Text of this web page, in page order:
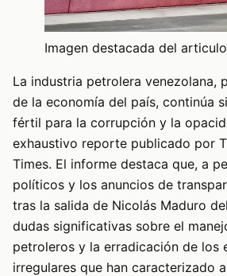
Imagen destacada del
La industria petrolera venezolana,
de la economía del país, continúa
fértil para la corrupción y la
exhaustivo reporte publicado por
Times. El informe destaca que, a
políticos y los anuncios de
tras la salida de Nicolás Maduro
dudas significativas sobre el
petroleros y la erradicación de los
irregulares que han caracterizado